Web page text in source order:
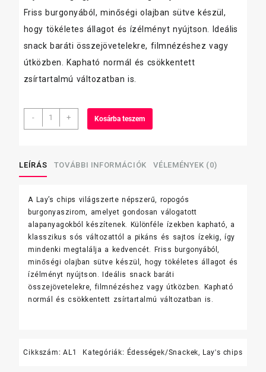
Friss burgonyából, minőségi olajban sütve készül,
hogy tökéletes állagot és ízélményt nyújtson. Ideális
snack baráti összejövetelekre, filmnézéshez vagy
útközben. Kapható normál és csökkentett
zsírtartalmú változatban is.
-
Lay's
60g
burgonyachips
mennyiség
+ Kosárba teszem
LEÍRÁS TOVÁBBI INFORMÁCIÓK VÉLEMÉNYEK (0)
A Lay’s chips világszerte népszerű, ropogós
burgonyaszirom, amelyet gondosan válogatott
alapanyagokból készítenek. Különféle ízekben kapható, a
klasszikus sós változattól a pikáns és sajtos ízekig, így
mindenki megtalálja a kedvencét. Friss burgonyából,
minőségi olajban sütve készül, hogy tökéletes állagot és
ízélményt nyújtson. Ideális snack baráti
összejövetelekre, filmnézéshez vagy útközben. Kapható
normál és csökkentett zsírtartalmú változatban is.
Cikkszám:AL1 Kategóriák: Édességek/Snackek, Lay's chips